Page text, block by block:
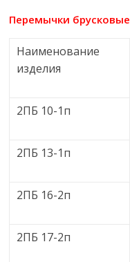
Перемычки брусковые
Наименование
изделия
2ПБ 10-1п
2ПБ 13-1п
2ПБ 16-2п
2ПБ 17-2п